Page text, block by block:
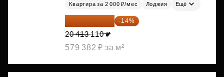
Квартира за 2 000 ₽/мес Лоджия Ещё
17 555 275 ₽ -14%
20 413 110 ₽
579 382 ₽ за м²